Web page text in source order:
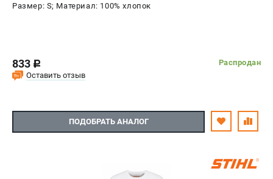
Размер: S; Материал: 100% хлопок
833 c
Распродан
Оставить отзыв
ПОДОБРАТЬ АНАЛОГ